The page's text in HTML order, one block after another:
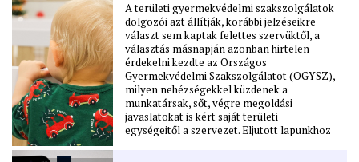
A területi gyermekvédelmi szakszolgálatok
dolgozói azt állítják, korábbi jelzéseikre
választ sem kaptak felettes szervüktől, a
választás másnapján azonban hirtelen
érdekelni kezdte az Országos
Gyermekvédelmi Szakszolgálatot (OGYSZ),
milyen nehézségekkel küzdenek a
munkatársak, sőt, végre megoldási
javaslatokat is kért saját területi
egységeitől a szervezet. Eljutott lapunkhoz